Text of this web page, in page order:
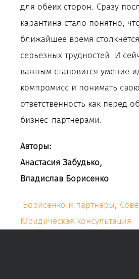
для обеих сторон. Сразу
карантина стало понятно,
ближайшее время
серьезных трудностей. И
важным становится умение
компромисс и понимать свою
ответственность как перед
бизнес-партнерами.
Авторы:
Анастасия Забудько,
Владислав Борисенко
Борисенко и партнеры,
Юридическая консультация